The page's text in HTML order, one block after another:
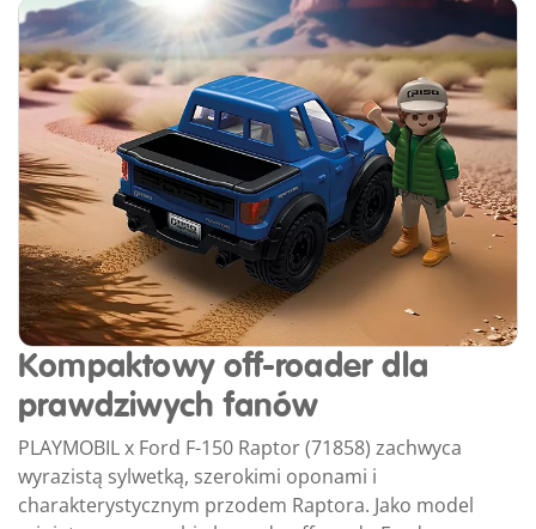
Kompaktowy off-roader dla
prawdziwych fanów
PLAYMOBIL x Ford F-150 Raptor (71858) zachwyca
wyrazistą sylwetką, szerokimi oponami i
charakterystycznym przodem Raptora. Jako model